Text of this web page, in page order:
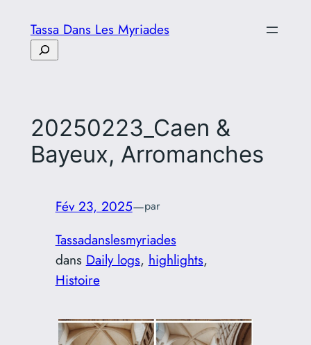
contenu
Tassa Dans Les Myriades
Rechercher
20250223_Caen &
Bayeux, Arromanches
Fév 23, 2025—par
Tassadanslesmyriades
dans Daily logs, highlights
Histoire